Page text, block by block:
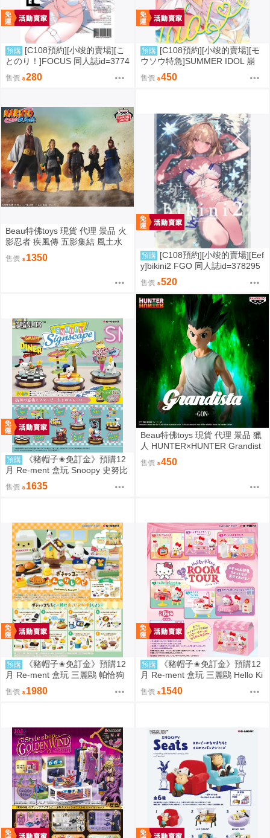
預購 [C108預約][小竣的賣場][こ
とのり！]FOCUS 同人誌id=3774
售價 280
預購 [C108預約][小竣的賣場][モ
ウソウ特急]SUMMER IDOL 崩
壞：星穹鐵道 同人誌id=3758363
售價 450
Beau特佛toys 現貨 代理 景品 火
影忍者 疾風傳 五影集結 風土水
影 我愛羅 大野木 照美冥 0302
售價 1350 預購 [C108預約][小竣的賣場][Eef
y]bikini2 FGO 同人誌id=378295
售價 520
預購
《豬帽子✬免訂金》預購12
月 Re-ment 盒玩 Snoopy 史努比
街角招牌場景 中盒6入 0816
售價 1635
Beau特佛toys 現貨 代理 景品 獵
人 HUNTER×HUNTER Grandist
a 小傑 0206
售價 450
預購
《豬帽子✬免訂金》預購12
月 Re-ment 盒玩 三麗鷗 帕恰狗
烘焙食譜 中盒8入 0816
售價 1980
預購
《豬帽子✬免訂金》預購12
月 Re-ment 盒玩 三麗鷗 Hello Ki
tty 秘密房間之旅 中盒6入 0816
售價 1540